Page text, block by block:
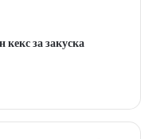
кекс за закуска